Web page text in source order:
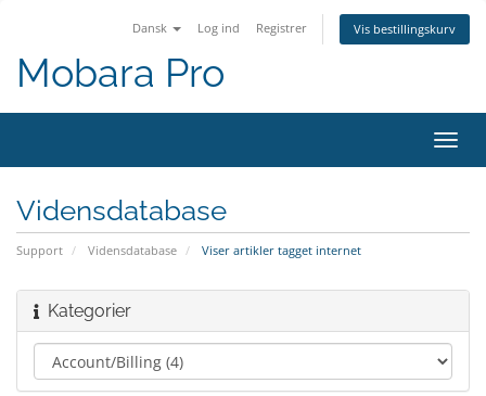
Dansk Log ind Registrer Vis bestillingskurv
Mobara Pro
Skift
Vidensdatabase
Support Vidensdatabase Viser artikler tagget internet
Kategorier